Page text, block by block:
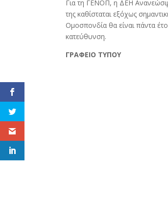
Για τη ΓΕΝΟΠ, η ΔΕΗ
της καθίσταται εξόχως
Ομοσπονδία θα είναι πάντα
κατεύθυνση.
ΓΡΑΦΕΙΟ ΤΥΠΟΥ